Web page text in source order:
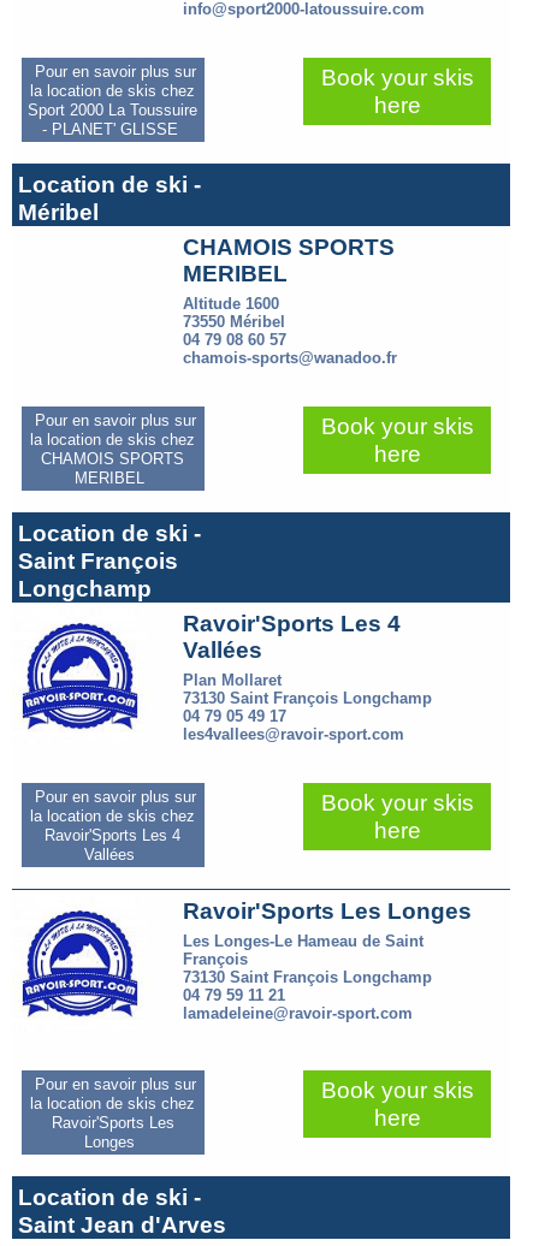
info@sport2000-latoussuire.com
Pour en savoir plus sur
la location de skis chez
Sport 2000 La Toussuire
- PLANET' GLISSE
Book your skis
here
Location de ski -
Méribel
CHAMOIS SPORTS
MERIBEL
Altitude 1600
73550 Méribel
04 79 08 60 57
chamois-sports@wanadoo.fr
Pour en savoir plus sur
la location de skis chez
CHAMOIS SPORTS
MERIBEL
Book your skis
here
Location de ski -
Saint François
Longchamp
Ravoir'Sports Les 4
Vallées
Plan Mollaret
73130 Saint François Longchamp
04 79 05 49 17
les4vallees@ravoir-sport.com
Pour en savoir plus sur
la location de skis chez
Ravoir'Sports Les 4
Vallées
Book your skis
here
Ravoir'Sports Les Longes
Les Longes-Le Hameau de Saint
François
73130 Saint François Longchamp
04 79 59 11 21
lamadeleine@ravoir-sport.com
Pour en savoir plus sur
la location de skis chez
Ravoir'Sports Les
Longes
Book your skis
here
Location de ski -
Saint Jean d'Arves